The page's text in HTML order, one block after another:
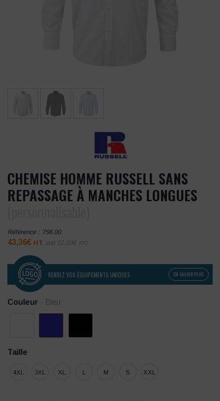
CHEMISE HOMME RUSSELL SANS
REPASSAGE À MANCHES LONGUES
Référence : 756.00
43,36€ HT soit 52,03€ TTC
RENDEZ VOS ÉQUIPEMENTS UNIQUES EN SAVOIR PLUS
Couleur - Bleu
Taille
4XL 3XL XL L M S XXL